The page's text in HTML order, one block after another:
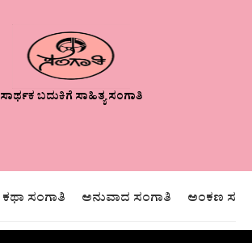
ಸಾರ್ಥಕ ಬದುಕಿಗೆ ಸಾಹಿತ್ಯ ಸಂಗಾತಿ
ಕಥಾ ಸಂಗಾತಿ ಅನುವಾದ ಸಂಗಾತಿ ಅಂಕಣ